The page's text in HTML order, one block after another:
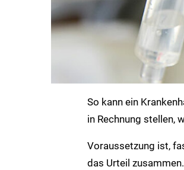
So kann ein
in Rechnung stellen,
Voraussetzung ist,
das Urteil zusammen.